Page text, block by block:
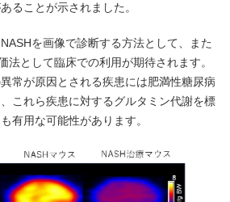
ることが示されました。
を画像で診断する方法として、また
法として臨床での利用が期待されます。
常が原因とされる疾患には肥満性糖尿病
これら疾患に対するグルタミン代謝を標
有用な可能性があります。